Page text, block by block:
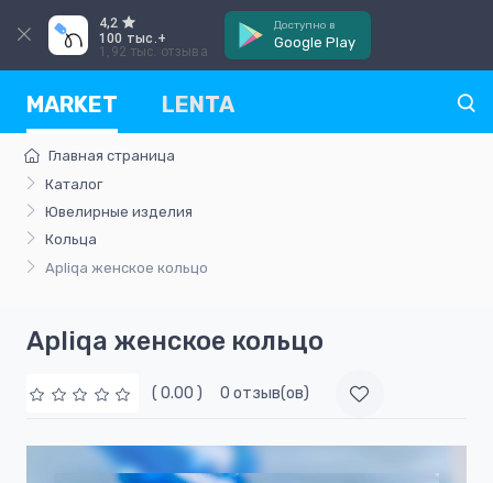
4,2
100 тыс.+
1,92 тыс. отзыва
Доступно в
Google Play
MARKET LENTA
Главная страница
Каталог
Ювелирные изделия
Кольца
Apliqa женское кольцо
Apliqa женское кольцо
( 0.00 ) 0 отзыв(ов)